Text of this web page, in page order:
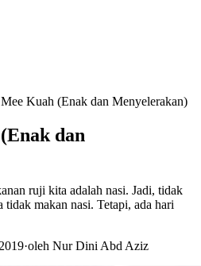
Kuah (Enak dan Menyelerakan)
dan
ruji kita adalah nasi. Jadi, tidak
makan nasi. Tetapi, ada hari
·oleh Nur Dini Abd Aziz